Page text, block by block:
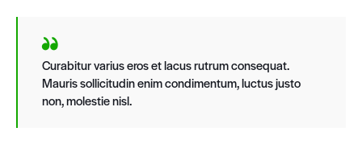
Curabitur varius eros et lacus rutrum consequat.
Mauris sollicitudin enim condimentum, luctus justo
non, molestie nisl.